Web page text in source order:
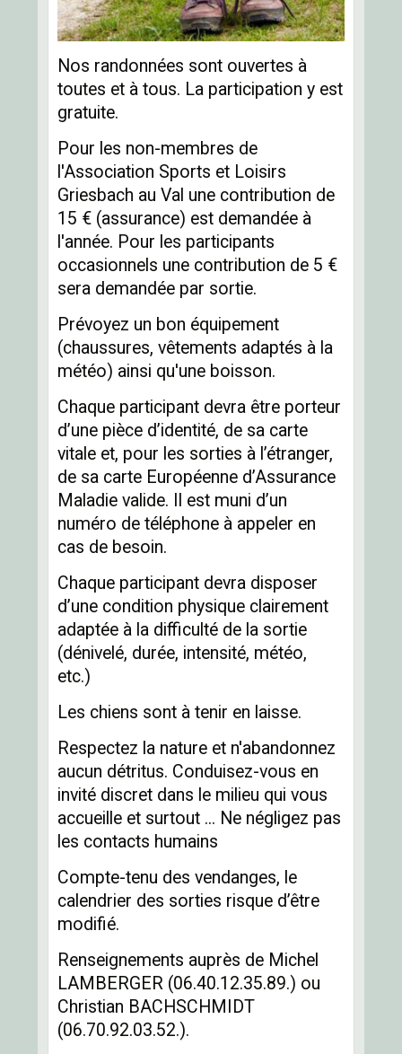
Nos randonnées sont ouvertes à
toutes et à tous. La participation y est
gratuite.
Pour les non-membres de
l'Association Sports et Loisirs
Griesbach au Val une contribution de
15 € (assurance) est demandée à
l'année. Pour les participants
occasionnels une contribution de 5 €
sera demandée par sortie.
Prévoyez un bon équipement
(chaussures, vêtements adaptés à la
météo) ainsi qu'une boisson.
Chaque participant devra être porteur
d’une pièce d’identité, de sa carte
vitale et, pour les sorties à l’étranger,
de sa carte Européenne d’Assurance
Maladie valide. Il est muni d’un
numéro de téléphone à appeler en
cas de besoin.
Chaque participant devra disposer
d’une condition physique clairement
adaptée à la difficulté de la sortie
(dénivelé, durée, intensité, météo,
etc.)
Les chiens sont à tenir en laisse.
Respectez la nature et n'abandonnez
aucun détritus. Conduisez-vous en
invité discret dans le milieu qui vous
accueille et surtout ... Ne négligez pas
les contacts humains
Compte-tenu des vendanges, le
calendrier des sorties risque d’être
modifié.
Renseignements auprès de Michel
LAMBERGER (06.40.12.35.89.) ou
Christian BACHSCHMIDT
(06.70.92.03.52.).